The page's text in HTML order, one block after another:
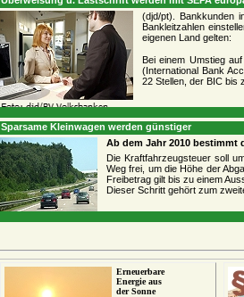
(djd/pt). Bankkunden
Bankleitzahlen
eigenen Land gelten:
Bei einem Umstieg
(International Bank
22 Stellen, der BIC bis
Sparsame Kleinwagen werden günstiger
Ab dem Jahr 2010 bestimmt
Die Kraftfahrzeugsteuer soll
Weg frei, um die Höhe der
Freibetrag gilt bis zu einem
Dieser Schritt gehört zum
Erneuerbare
Energie aus
der Sonne